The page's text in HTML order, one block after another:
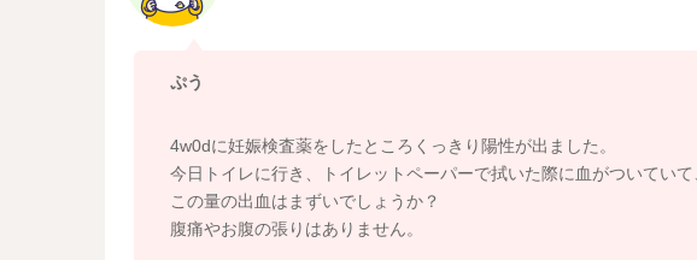
ぷう
4w0dに妊娠検査薬をしたところくっきり陽性が出ました。
今日トイレに行き、トイレットペーパーで拭いた際に血がついていて
この量の出血はまずいでしょうか？
腹痛やお腹の張りはありません。